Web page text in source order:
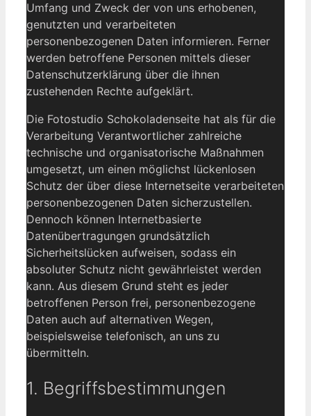
Umfang und Zweck der von uns erhobenen,
genutzten und verarbeiteten
personenbezogenen Daten informieren. Ferner
werden betroffene Personen mittels dieser
Datenschutzerklärung über die ihnen
zustehenden Rechte aufgeklärt.
Die Fotostudio Schokoladenseite hat als für die
Verarbeitung Verantwortlicher zahlreiche
technische und organisatorische Maßnahmen
umgesetzt, um einen möglichst lückenlosen
Schutz der über diese Internetseite verarbeiteten
personenbezogenen Daten sicherzustellen.
Dennoch können Internetbasierte
Datenübertragungen grundsätzlich
Sicherheitslücken aufweisen, sodass ein
absoluter Schutz nicht gewährleistet werden
kann. Aus diesem Grund steht es jeder
betroffenen Person frei, personenbezogene
Daten auch auf alternativen Wegen,
beispielsweise telefonisch, an uns zu
übermitteln.
1. Begriffsbestimmungen